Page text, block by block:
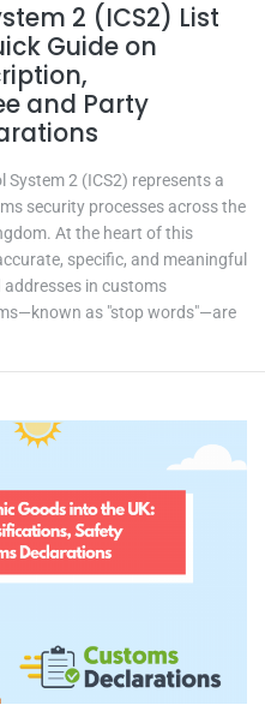
2 (ICS2) List
Guide on
and Party
2 (ICS2) represents a
security processes across the
At the heart of this
specific, and meaningful
in customs
as "stop words"—are